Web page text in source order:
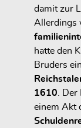
damit zur
Allerdings
hatte den
Bruders
1610 .
einem Akt